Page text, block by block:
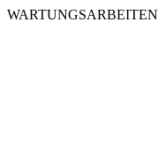
WARTUNGSARBEITEN